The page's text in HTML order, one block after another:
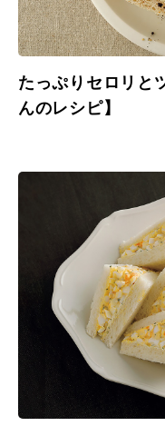
たっぷりセロリと
んのレシピ】